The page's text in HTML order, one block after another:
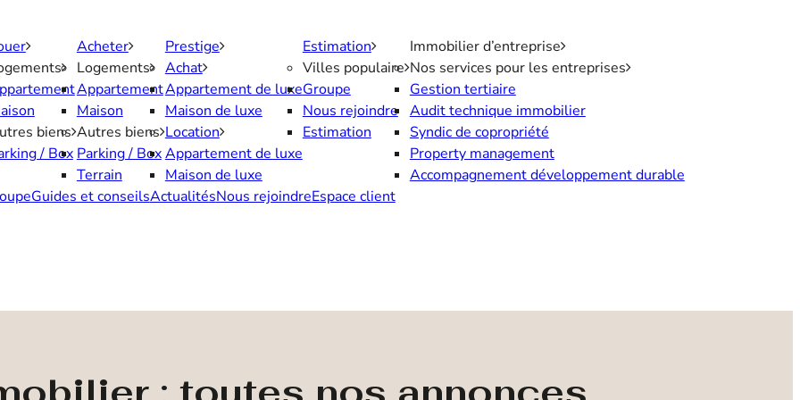
biens
/ Box
Acheter
Logements
Appartement
Maison
Autres biens
Parking / Box
Terrain
Prestige
Achat
Appartement de luxe
Maison de luxe
Location
Appartement de luxe
Maison de luxe
Estimation
Villes populaire
Groupe
Nous rejoindre
Estimation
Immobilier d’entreprise
Nos services pour les entreprises
Gestion tertiaire
Audit technique immobilier
Syndic de copropriété
Property management
Accompagnement développement durable
Guides et conseilsActualitésNous rejoindreEspace client